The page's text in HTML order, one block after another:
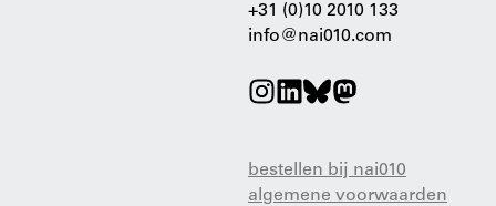
+31 (0)10 2010 133
info@nai010.com
bestellen bij nai010
algemene voorwaarden